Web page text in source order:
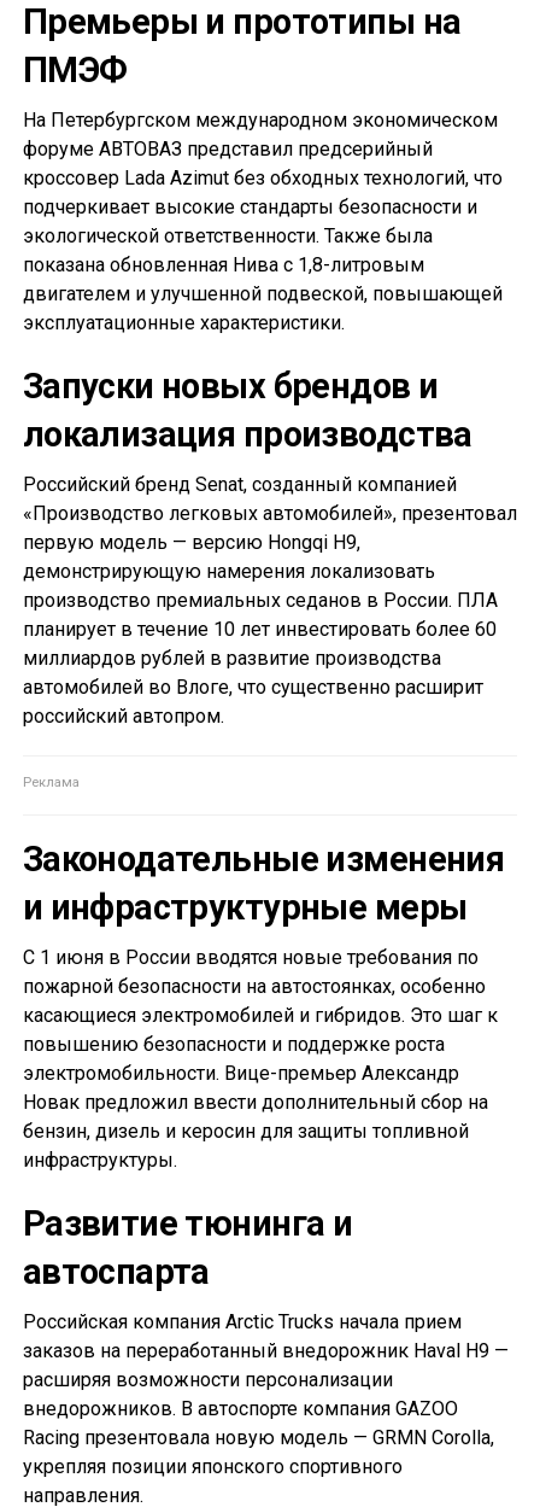
Премьеры и прототипы на
ПМЭФ
На Петербургском международном экономическом
форуме АВТОВАЗ представил предсерийный
кроссовер Lada Azimut без обходных технологий, что
подчеркивает высокие стандарты безопасности и
экологической ответственности. Также была
показана обновленная Нива с 1,8-литровым
двигателем и улучшенной подвеской, повышающей
эксплуатационные характеристики.
Запуски новых брендов и
локализация производства
Российский бренд Senat, созданный компанией
«Производство легковых автомобилей», презентовал
первую модель — версию Hongqi H9,
демонстрирующую намерения локализовать
производство премиальных седанов в России. ПЛА
планирует в течение 10 лет инвестировать более 60
миллиардов рублей в развитие производства
автомобилей во Влоге, что существенно расширит
российский автопром.
Законодательные изменения
и инфраструктурные меры
С 1 июня в России вводятся новые требования по
пожарной безопасности на автостоянках, особенно
касающиеся электромобилей и гибридов. Это шаг к
повышению безопасности и поддержке роста
электромобильности. Вице-премьер Александр
Новак предложил ввести дополнительный сбор на
бензин, дизель и керосин для защиты топливной
инфраструктуры.
Развитие тюнинга и
автоспарта
Российская компания Arctic Trucks начала прием
заказов на переработанный внедорожник Haval H9 —
расширяя возможности персонализации
внедорожников. В автоспорте компания GAZOO
Racing презентовала новую модель — GRMN Corolla,
укрепляя позиции японского спортивного
направления.